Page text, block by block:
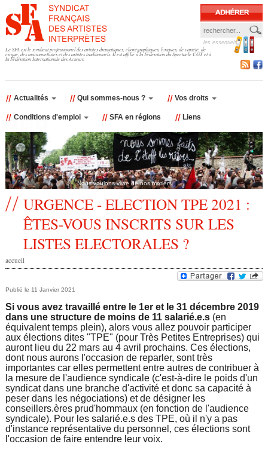
F
r
u
l
a
i
e
e
r
e
c
h
les essentiels
Le SFA est le syndicat professionnel des artistes dramatiques, chorégraphiques, lyriques, de variété, de
cirque, des marionnettistes et des artistes traditionnels. Il est affilié à la Fédération du Spectacle CGT et à
la Fédération Internationale des Acteurs.
Actualités Qui sommes-nous ? Vos droits
Conditions d'emploi SFA en régions Liens
Nous voulons vivre de nos métiers
URGENCE - ELECTION TPE 2021 :
ÊTES-VOUS INSCRITS SUR LES
LISTES ELECTORALES ?
o
u
s
ê
t
e
s
i
accueil
11 Janvier 2021
Si vous avez travaillé entre le 1er et le 31 décembre 2019
dans une structure de moins de 11 salarié.e.s(en
équivalent temps plein), alors vous allez pouvoir participer
aux élections dites "TPE" (pour Très Petites Entreprises) qui
auront lieu du 22 mars au 4 avril prochains. Ces élections,
dont nous aurons l'occasion de reparler, sont très
importantes car elles permettent entre autres de contribuer à
la mesure de l'audience syndicale (c'est-à-dire le poids d'un
syndicat dans une branche d'activité et donc sa capacité à
peser dans les négociations) et de désigner les
conseillers.ères prud'hommaux (en fonction de l'audience
syndicale). Pour les salarié.e.s des TPE, où il n'y a pas
d'instance représentative du personnel, ces élections sont
l'occasion de faire entendre leur voix.